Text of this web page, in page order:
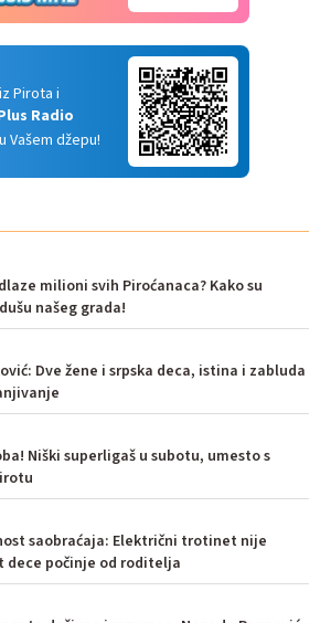
Pirota i
Radio
Vašem džepu!
milioni svih Piroćanaca? Kako su
našeg grada!
Dve žene i srpska deca, istina i zabluda
Niški superligaš u subotu, umesto s
saobraćaja: Električni trotinet nije
dece počinje od roditelja